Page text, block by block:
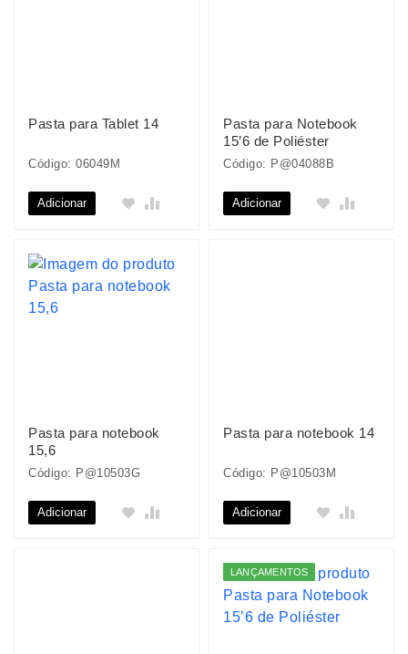
Pasta para Tablet 14
Código: 06049M
Adicionar
Pasta para Notebook
15’6 de Poliéster
Código: P@04088B
Adicionar
Pasta para notebook
15,6
Código: P@10503G
Adicionar
Pasta para notebook 14
Código: P@10503M
Adicionar
LANÇAMENTOS